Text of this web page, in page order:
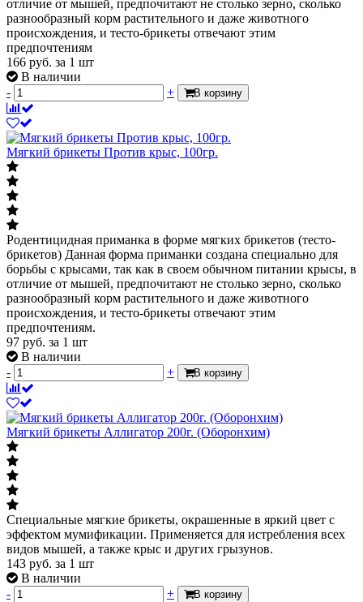
отличие от мышей, предпочитают не столько зерно, сколько
разнообразный корм растительного и даже животного
происхождения, и тесто-брикеты отвечают этим
предпочтениям
166 руб. за 1 шт
В наличии
-
+ В корзину
Мягкий брикеты Против крыс, 100гр.
Родентицидная приманка в форме мягких брикетов (тесто-
брикетов) Данная форма приманки создана специально для
борьбы с крысами, так как в своем обычном питании крысы, в
отличие от мышей, предпочитают не столько зерно, сколько
разнообразный корм растительного и даже животного
происхождения, и тесто-брикеты отвечают этим
предпочтениям.
97 руб. за 1 шт
В наличии
-
+ В корзину
Мягкий брикеты Аллигатор 200г. (Оборонхим)
Специальные мягкие брикеты, окрашенные в яркий цвет с
эффектом мумификации. Применяется для истребления всех
видов мышей, а также крыс и других грызунов.
143 руб. за 1 шт
В наличии
-
+ В корзину